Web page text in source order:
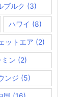
ブルク (3)
ハワイ (8)
ットエア (2)
ン (2)
ンジ (5)